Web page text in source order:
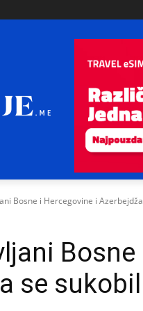
Bosne i Hercegovine i
se